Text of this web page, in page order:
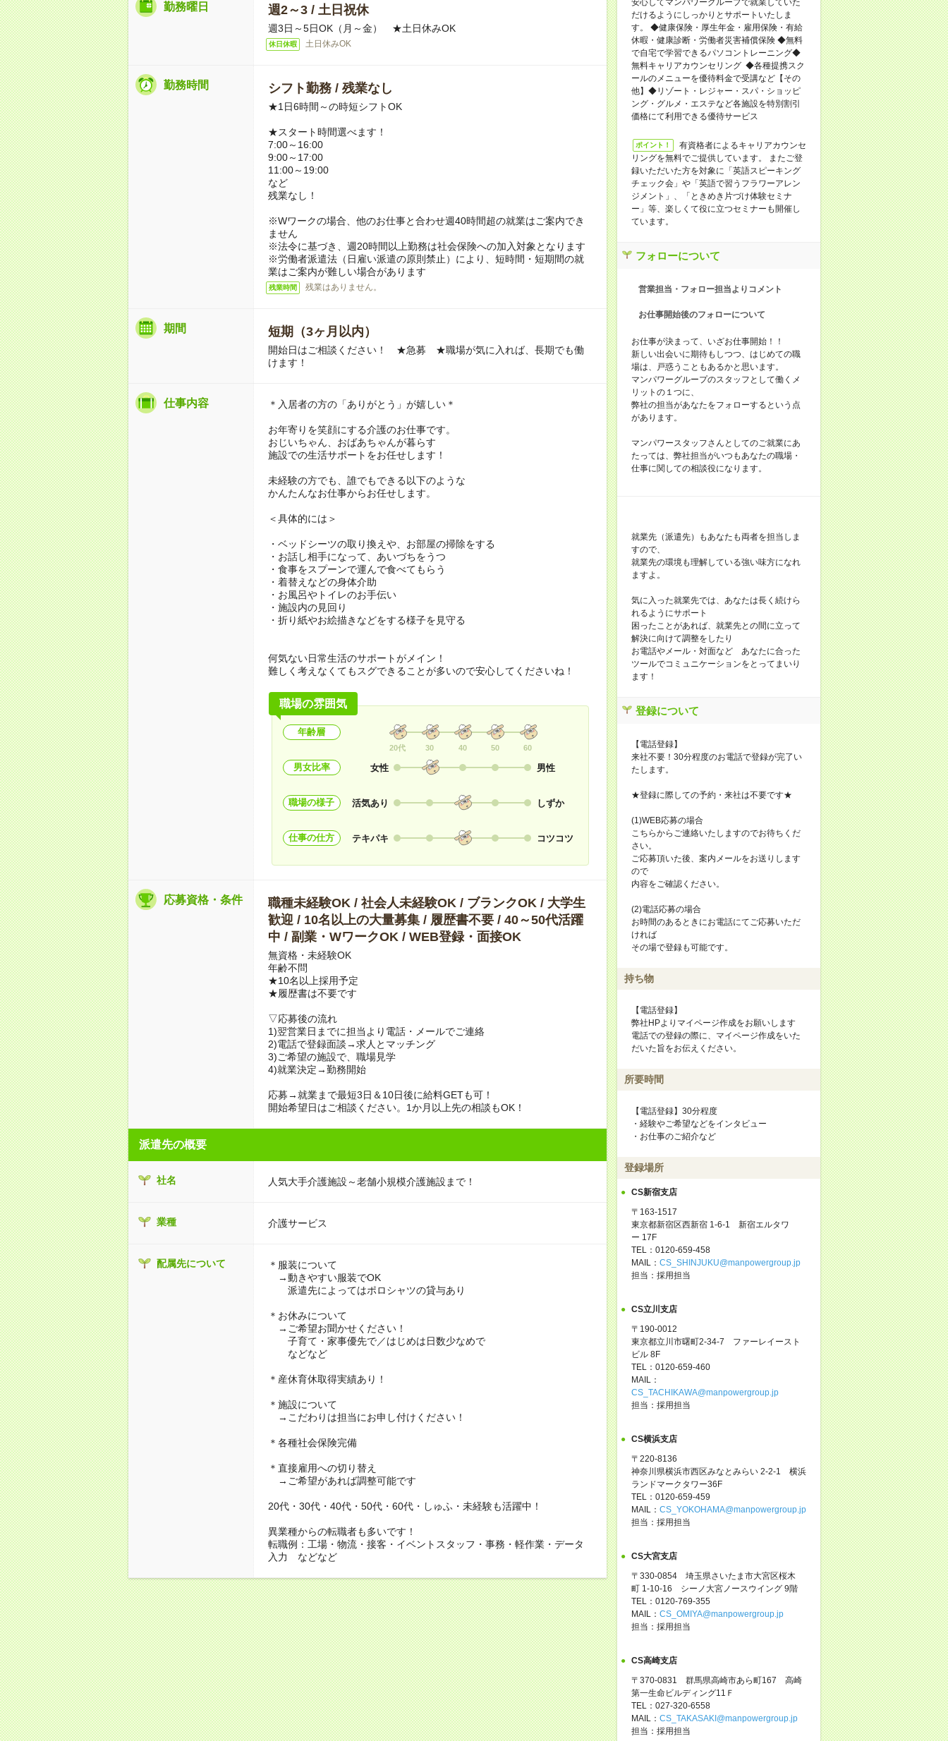
勤務曜日 週2～3 / 土日祝休
週3日～5日OK（月～金） ★土日休みOK
休日休暇 土日休みOK
勤務時間 シフト勤務 / 残業なし
★1日6時間～の時短シフトOK
★スタート時間選べます！
7:00～16:00
9:00～17:00
11:00～19:00
など
残業なし！
※Wワークの場合、他のお仕事と合わせ週40時間超の就業はご案内でき
ません
※法令に基づき、週20時間以上勤務は社会保険への加入対象となります
※労働者派遣法（日雇い派遣の原則禁止）により、短時間・短期間の就
業はご案内が難しい場合があります
残業時間 残業はありません。
期間 短期（3ヶ月以内）
開始日はご相談ください！ ★急募 ★職場が気に入れば、長期でも働
けます！
仕事内容 ＊入居者の方の「ありがとう」が嬉しい＊
お年寄りを笑顔にする介護のお仕事です。
おじいちゃん、おばあちゃんが暮らす
施設での生活サポートをお任せします！
未経験の方でも、誰でもできる以下のような
かんたんなお仕事からお任せします。
＜具体的には＞
・ベッドシーツの取り換えや、お部屋の掃除をする
・お話し相手になって、あいづちをうつ
・食事をスプーンで運んで食べてもらう
・着替えなどの身体介助
・お風呂やトイレのお手伝い
・施設内の見回り
・折り紙やお絵描きなどをする様子を見守る
何気ない日常生活のサポートがメイン！
難しく考えなくてもスグできることが多いので安心してくださいね！
職場の雰囲気
年齢層
20代 30 40 50 60
男女比率 女性 男性
職場の様子 活気あり しずか
仕事の仕方 テキパキ コツコツ
応募資格・条件
職種未経験OK / 社会人未経験OK / ブランクOK / 大学生
歓迎 / 10名以上の大量募集 / 履歴書不要 / 40～50代活躍
中 / 副業・WワークOK / WEB登録・面接OK
無資格・未経験OK
年齢不問
★10名以上採用予定
★履歴書は不要です
▽応募後の流れ
1)翌営業日までに担当より電話・メールでご連絡
2)電話で登録面談→求人とマッチング
3)ご希望の施設で、職場見学
4)就業決定→勤務開始
応募→就業まで最短3日＆10日後に給料GETも可！
開始希望日はご相談ください。1か月以上先の相談もOK！
派遣先の概要
社名 人気大手介護施設～老舗小規模介護施設まで！
業種 介護サービス
配属先について
＊服装について
→動きやすい服装でOK
派遣先によってはポロシャツの貸与あり
＊お休みについて
→ご希望お聞かせください！
子育て・家事優先で／はじめは日数少なめで
などなど
＊産休育休取得実績あり！
＊施設について
→こだわりは担当にお申し付けください！
＊各種社会保険完備
＊直接雇用への切り替え
→ご希望があれば調整可能です
20代・30代・40代・50代・60代・しゅふ・未経験も活躍中！
異業種からの転職者も多いです！
転職例：工場・物流・接客・イベントスタッフ・事務・軽作業・データ
入力 などなど
だけるようにしっかりとサポートいたしま
す。 ◆健康保険・厚生年金・雇用保険・有給
休暇・健康診断・労働者災害補償保険 ◆無料
で自宅で学習できるパソコントレーニング◆
無料キャリアカウンセリング ◆各種提携スク
ールのメニューを優待料金で受講など【その
他】◆リゾート・レジャー・スパ・ショッピ
ング・グルメ・エステなど各施設を特別割引
価格にて利用できる優待サービス
ポイント！
有資格者によるキャリアカウンセ
リングを無料でご提供しています。 またご登
録いただいた方を対象に「英語スピーキング
チェック会」や「英語で習うフラワーアレン
ジメント」、「ときめき片づけ体験セミナ
ー」等、楽しくて役に立つセミナーも開催し
ています。
フォローについて
営業担当・フォロー担当よりコメント
お仕事開始後のフォローについて
お仕事が決まって、いざお仕事開始！！
新しい出会いに期待もしつつ、はじめての職
場は、戸惑うこともあるかと思います。
マンパワーグループのスタッフとして働くメ
リットの１つに、
弊社の担当があなたをフォローするという点
があります。
マンパワースタッフさんとしてのご就業にあ
たっては、弊社担当がいつもあなたの職場・
仕事に関しての相談役になります。
就業先（派遣先）もあなたも両者を担当しま
すので、
就業先の環境も理解している強い味方になれ
ますよ。
気に入った就業先では、あなたは長く続けら
れるようにサポート
困ったことがあれば、就業先との間に立って
解決に向けて調整をしたり
お電話やメール・対面など あなたに合った
ツールでコミュニケーションをとってまいり
ます！
登録について
【電話登録】
来社不要！30分程度のお電話で登録が完了い
たします。
★登録に際しての予約・来社は不要です★
(1)WEB応募の場合
こちらからご連絡いたしますのでお待ちくだ
さい。
ご応募頂いた後、案内メールをお送りします
ので
内容をご確認ください。
(2)電話応募の場合
お時間のあるときにお電話にてご応募いただ
ければ
その場で登録も可能です。
持ち物
【電話登録】
弊社HPよりマイページ作成をお願いします
電話での登録の際に、マイページ作成をいた
だいた旨をお伝えください。
所要時間
【電話登録】30分程度
・経験やご希望などをインタビュー
・お仕事のご紹介など
登録場所
CS新宿支店
〒163-1517
東京都新宿区西新宿 1-6-1 新宿エルタワ
ー 17F
TEL：0120-659-458
MAIL： CS_SHINJUKU@manpowergroup.jp
担当：採用担当
CS立川支店
〒190-0012
東京都立川市曙町2-34-7 ファーレイースト
ビル 8F
TEL：0120-659-460
MAIL：
CS_TACHIKAWA@manpowergroup.jp
担当：採用担当
CS横浜支店
〒220-8136
神奈川県横浜市西区みなとみらい 2-2-1 横浜
ランドマークタワー36F
TEL：0120-659-459
MAIL： CS_YOKOHAMA@manpowergroup.jp
担当：採用担当
CS大宮支店
〒330-0854 埼玉県さいたま市大宮区桜木
町 1-10-16 シーノ大宮ノースウイング 9階
TEL：0120-769-355
MAIL： CS_OMIYA@manpowergroup.jp
担当：採用担当
CS高崎支店
〒370-0831 群馬県高崎市あら町167 高崎
第一生命ビルディング11Ｆ
TEL：027-320-6558
MAIL： CS_TAKASAKI@manpowergroup.jp
担当：採用担当